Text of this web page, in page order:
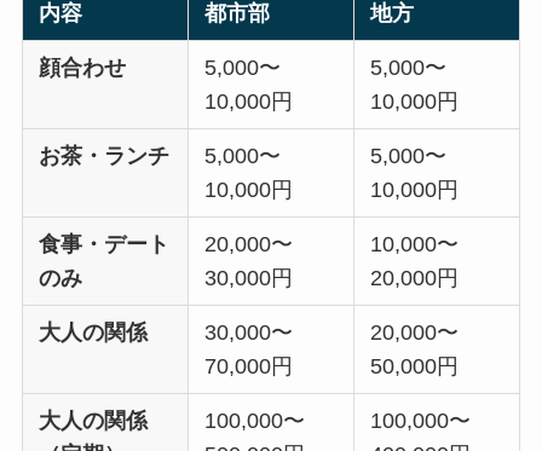
内容 都市部 地方
顔合わせ
5,000〜
10,000円
5,000〜
10,000円
お茶・ランチ
5,000〜
10,000円
5,000〜
10,000円
食事・デート
のみ
20,000〜
30,000円
10,000〜
20,000円
大人の関係
30,000〜
70,000円
20,000〜
50,000円
大人の関係
100,000〜
100,000〜